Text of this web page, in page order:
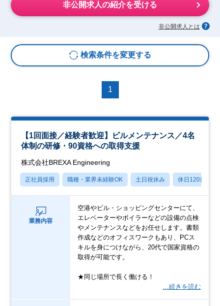
非公開求人の紹介を受ける
非公開求人とは
検索条件を変更する
1
【1回面接／経験者歓迎】ビルメンテナンス／4名
体制の研修・90資格への取得支援
株式会社BREXA Engineering
正社員採用 職種・業界未経験OK 土日祝休み 休日120日以上
業務内容
空港やビル・ショッピングセンターにて、
エレベーターやボイラーなどの設備の点検
やメンテナンスなどをお任せします。書類
作成などのオフィスワークもあり、PCス
キルを身につけながら、20代で国家資格の
取得が可能です。
★同じ場所で長く働ける！
…続きを読む